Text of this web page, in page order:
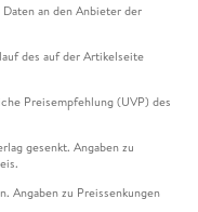
an den Anbieter der
des auf der Artikelseite
Preisempfehlung (UVP) des
gesenkt. Angaben zu
Angaben zu Preissenkungen